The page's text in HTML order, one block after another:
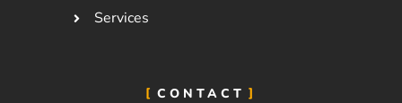
Services
CONTACT